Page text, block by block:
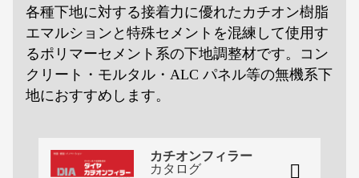
各種下地に対する接着力に優れたカチオン樹脂
エマルションと特殊セメントを混練して使用す
るポリマーセメント系の下地調整材です。コン
クリート・モルタル・ALC パネル等の無機系下
地におすすめします。
カチオンフィラー
カタログ